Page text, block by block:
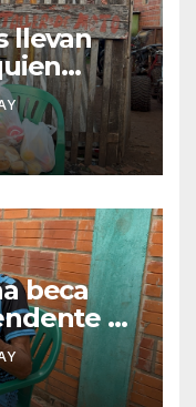
llevan
para
beca
y
para